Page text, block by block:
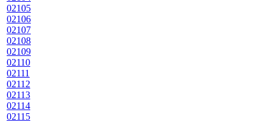
02105
02106
02107
02108
02109
02110
02111
02112
02113
02114
02115